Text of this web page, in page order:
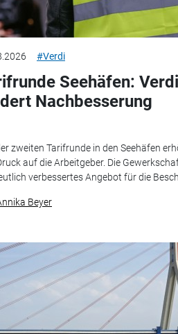
#Verdi
Seehäfen: Verdi
Nachbesserung
zweiten Tarifrunde in den Seehäfen
auf die Arbeitgeber. Die
verbessertes Angebot für die
Beyer